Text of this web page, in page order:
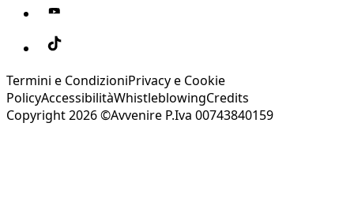
Termini e CondizioniPrivacy e Cookie
PolicyAccessibilitàWhistleblowingCredits
Copyright 2026 ©Avvenire P.Iva 00743840159